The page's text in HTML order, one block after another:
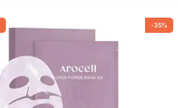
-35%